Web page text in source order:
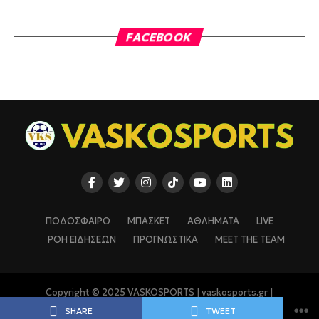
SHARE TWEET
FACEBOOK
ΠΟΔΟΣΦΑΙΡΟ ΜΠΑΣΚΕΤ ΑΘΛΗΜΑΤΑ
LIVE
ΡΟΗ ΕΙΔΗΣΕΩΝ
ΠΡΟΓΝΩΣΤΙΚΑ MEET THE TEAM
Copyright © 2025 VASKOSPORTS | vaskosports.gr |
vaskosports.com